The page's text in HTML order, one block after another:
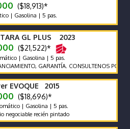
($18,913)*
| Gasolina | 5 pas.
GL PLUS 2023
($21,522)*
| Gasolina | 5 pas.
GARANTÍA. CONSULTENOS POR
EVOQUE 2015
($18,696)*
| Gasolina | 5 pas.
recién pintado